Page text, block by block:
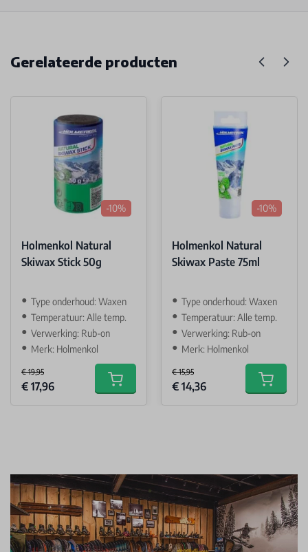
Gerelateerde producten
-10%
Holmenkol Natural
Skiwax Stick 50g
Type onderhoud: Waxen
Temperatuur: Alle temp.
Verwerking: Rub-on
Merk: Holmenkol
€ 19,95
Special Price
€ 17,96 Add to cart
-10%
Holmenkol Natural
Skiwax Paste 75ml
Type onderhoud: Waxen
Temperatuur: Alle temp.
Verwerking: Rub-on
Merk: Holmenkol
€ 15,95
Special Price
€ 14,36 Add to